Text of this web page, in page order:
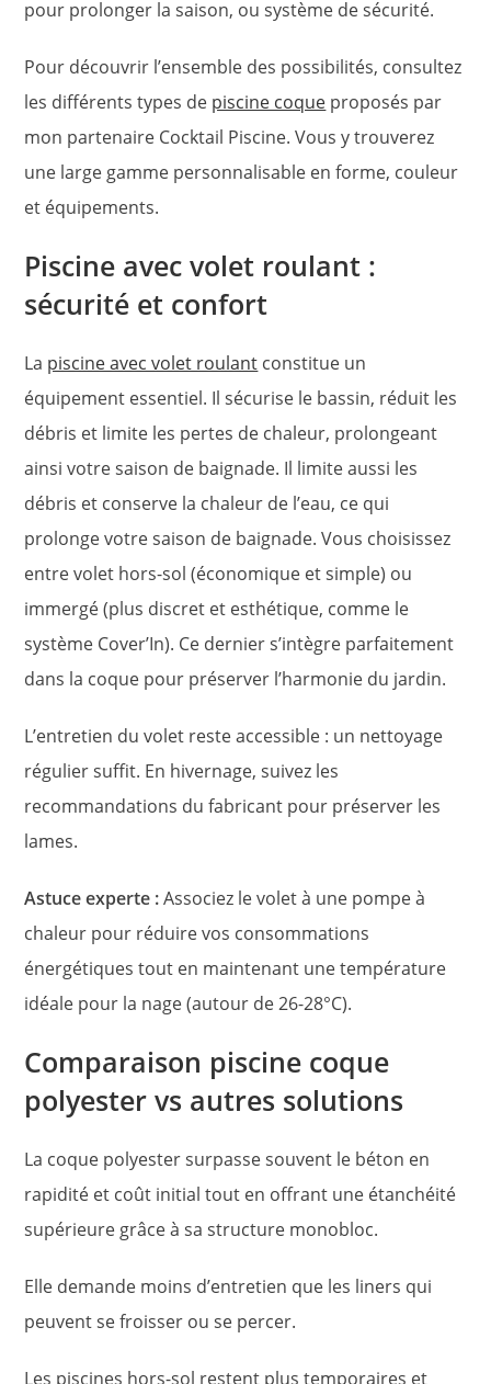
pour prolonger la saison, ou système de sécurité.
Pour découvrir l’ensemble des possibilités, consultez
les différents types de piscine coque proposés par
mon partenaire Cocktail Piscine. Vous y trouverez
une large gamme personnalisable en forme, couleur
et équipements.
Piscine avec volet roulant :
sécurité et confort
La piscine avec volet roulant constitue un
équipement essentiel. Il sécurise le bassin, réduit les
débris et limite les pertes de chaleur, prolongeant
ainsi votre saison de baignade. Il limite aussi les
débris et conserve la chaleur de l’eau, ce qui
prolonge votre saison de baignade. Vous choisissez
entre volet hors-sol (économique et simple) ou
immergé (plus discret et esthétique, comme le
système Cover’In). Ce dernier s’intègre parfaitement
dans la coque pour préserver l’harmonie du jardin.
L’entretien du volet reste accessible : un nettoyage
régulier suffit. En hivernage, suivez les
recommandations du fabricant pour préserver les
lames.
Astuce experte :Associez le volet à une pompe à
chaleur pour réduire vos consommations
énergétiques tout en maintenant une température
idéale pour la nage (autour de 26-28°C).
Comparaison piscine coque
polyester vs autres solutions
La coque polyester surpasse souvent le béton en
rapidité et coût initial tout en offrant une étanchéité
supérieure grâce à sa structure monobloc.
Elle demande moins d’entretien que les liners qui
peuvent se froisser ou se percer.
Les piscines hors-sol restent plus temporaires et